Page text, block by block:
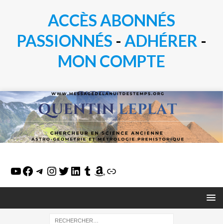
ACCÈS ABONNÉS
PASSIONNÉS - ADHÉRER -
MON COMPTE